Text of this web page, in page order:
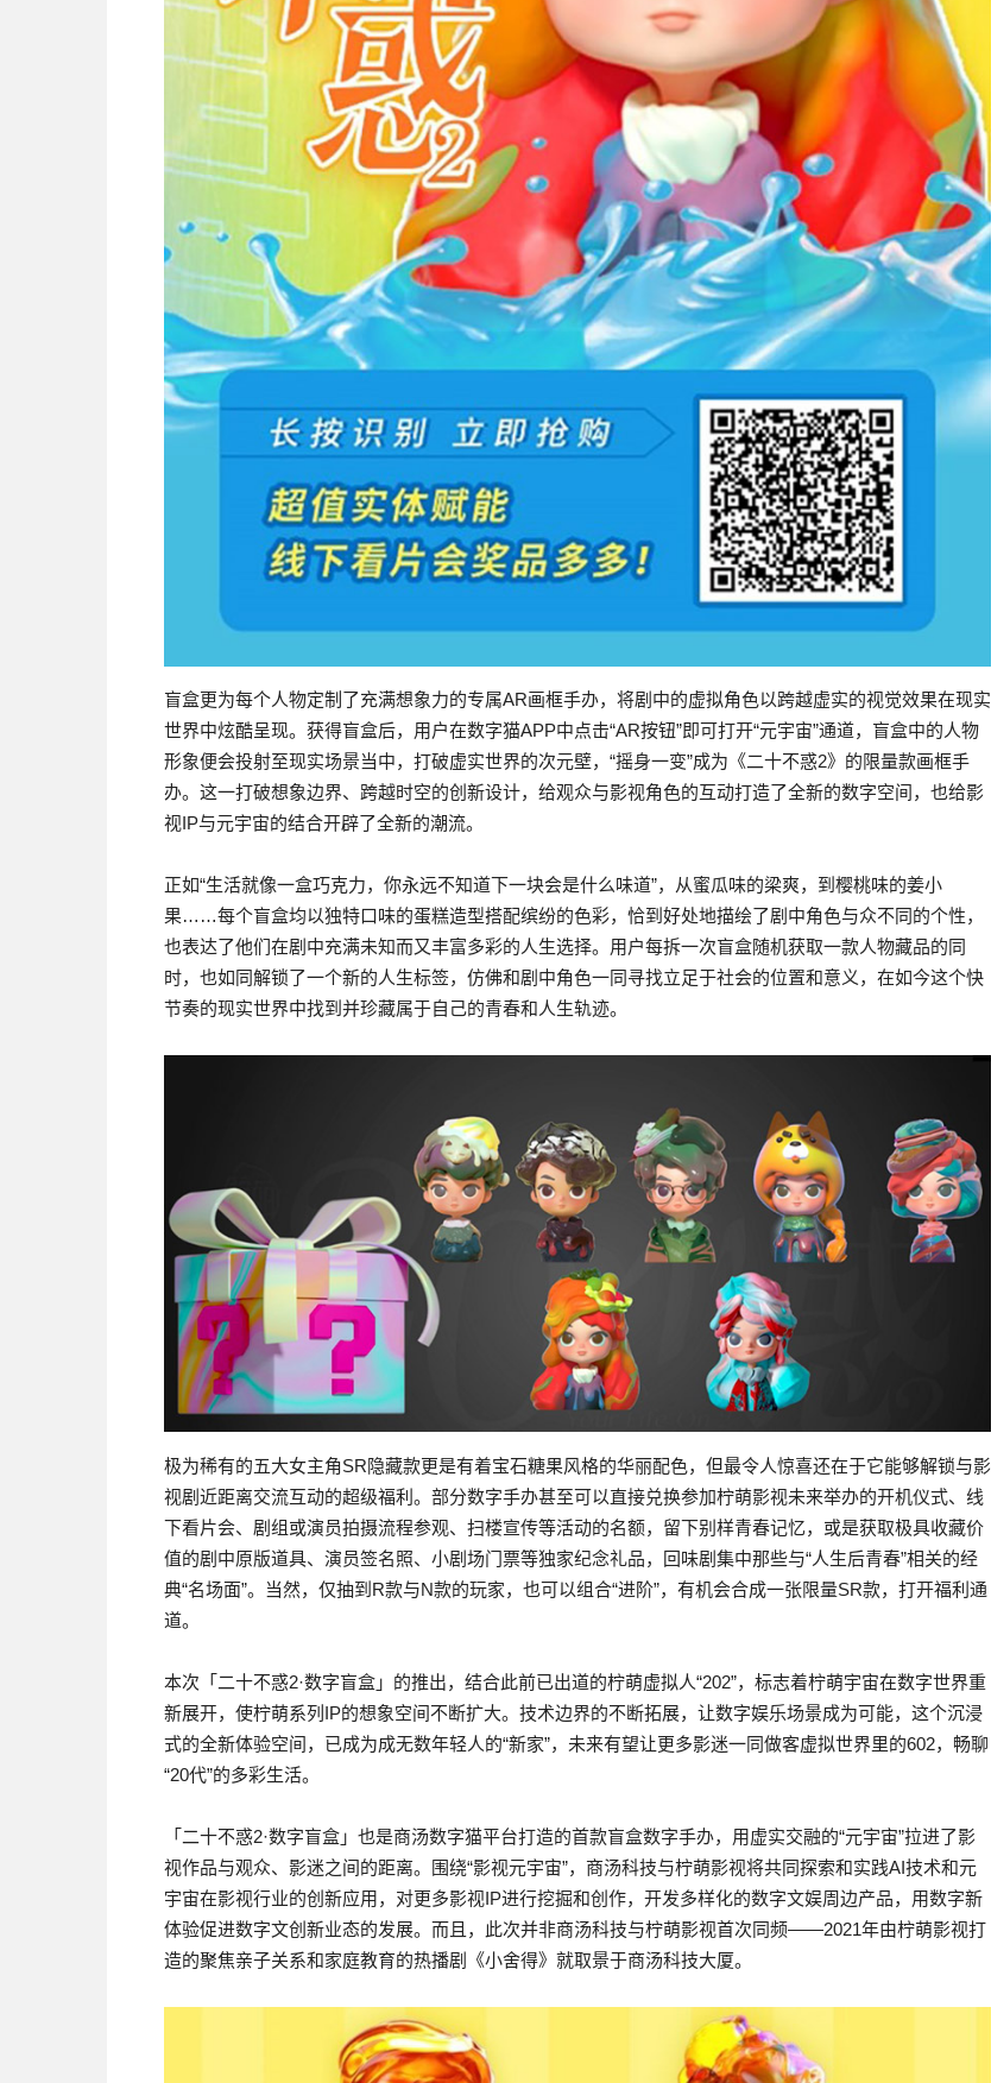
盲盒更为每个人物定制了充满想象力的专属AR画框手办，将剧中的虚拟角色以跨越虚实的视觉效果在现实
世界中炫酷呈现。获得盲盒后，用户在数字猫APP中点击“AR按钮”即可打开“元宇宙”通道，盲盒中的人物
形象便会投射至现实场景当中，打破虚实世界的次元壁，“摇身一变”成为《二十不惑2》的限量款画框手
办。这一打破想象边界、跨越时空的创新设计，给观众与影视角色的互动打造了全新的数字空间，也给影
视IP与元宇宙的结合开辟了全新的潮流。
正如“生活就像一盒巧克力，你永远不知道下一块会是什么味道”，从蜜瓜味的梁爽，到樱桃味的姜小
果……每个盲盒均以独特口味的蛋糕造型搭配缤纷的色彩，恰到好处地描绘了剧中角色与众不同的个性，
也表达了他们在剧中充满未知而又丰富多彩的人生选择。用户每拆一次盲盒随机获取一款人物藏品的同
时，也如同解锁了一个新的人生标签，仿佛和剧中角色一同寻找立足于社会的位置和意义，在如今这个快
节奏的现实世界中找到并珍藏属于自己的青春和人生轨迹。
极为稀有的五大女主角SR隐藏款更是有着宝石糖果风格的华丽配色，但最令人惊喜还在于它能够解锁与影
视剧近距离交流互动的超级福利。部分数字手办甚至可以直接兑换参加柠萌影视未来举办的开机仪式、线
下看片会、剧组或演员拍摄流程参观、扫楼宣传等活动的名额，留下别样青春记忆，或是获取极具收藏价
值的剧中原版道具、演员签名照、小剧场门票等独家纪念礼品，回味剧集中那些与“人生后青春”相关的经
典“名场面”。当然，仅抽到R款与N款的玩家，也可以组合“进阶”，有机会合成一张限量SR款，打开福利通
道。
本次「二十不惑2·数字盲盒」的推出，结合此前已出道的柠萌虚拟人“202”，标志着柠萌宇宙在数字世界重
新展开，使柠萌系列IP的想象空间不断扩大。技术边界的不断拓展，让数字娱乐场景成为可能，这个沉浸
式的全新体验空间，已成为成无数年轻人的“新家”，未来有望让更多影迷一同做客虚拟世界里的602，畅聊
“20代”的多彩生活。
「二十不惑2·数字盲盒」也是商汤数字猫平台打造的首款盲盒数字手办，用虚实交融的“元宇宙”拉进了影
视作品与观众、影迷之间的距离。围绕“影视元宇宙”，商汤科技与柠萌影视将共同探索和实践AI技术和元
宇宙在影视行业的创新应用，对更多影视IP进行挖掘和创作，开发多样化的数字文娱周边产品，用数字新
体验促进数字文创新业态的发展。而且，此次并非商汤科技与柠萌影视首次同频——2021年由柠萌影视打
造的聚焦亲子关系和家庭教育的热播剧《小舍得》就取景于商汤科技大厦。